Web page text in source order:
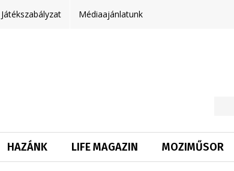
Játékszabályzat Médiaajánlatunk
HAZÁNK LIFE MAGAZIN MOZIMŰSOR